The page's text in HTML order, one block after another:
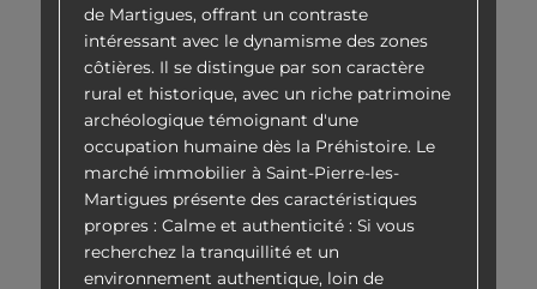
de Martigues, offrant un contraste
intéressant avec le dynamisme des zones
côtières. Il se distingue par son caractère
rural et historique, avec un riche patrimoine
archéologique témoignant d'une
occupation humaine dès la Préhistoire. Le
marché immobilier à Saint-Pierre-les-
Martigues présente des caractéristiques
propres : Calme et authenticité : Si vous
recherchez la tranquillité et un
environnement authentique, loin de